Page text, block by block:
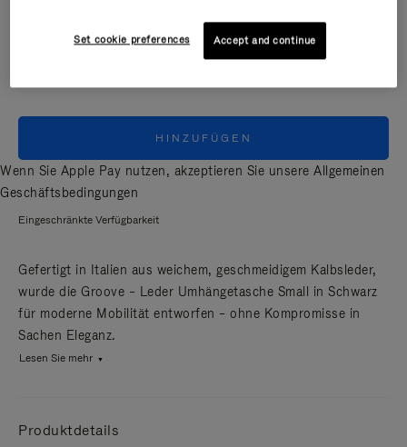
HINZUFÜGEN
Wenn Sie Apple Pay nutzen, akzeptieren Sie unsere Allgemeinen
Geschäftsbedingungen
Eingeschränkte Verfügbarkeit
Gefertigt in Italien aus weichem, geschmeidigem Kalbsleder,
wurde die Groove – Leder Umhängetasche Small in Schwarz
für moderne Mobilität entworfen – ohne Kompromisse in
Sachen Eleganz.
Lesen Sie mehr
Produktdetails
Set cookie preferences Accept and continue